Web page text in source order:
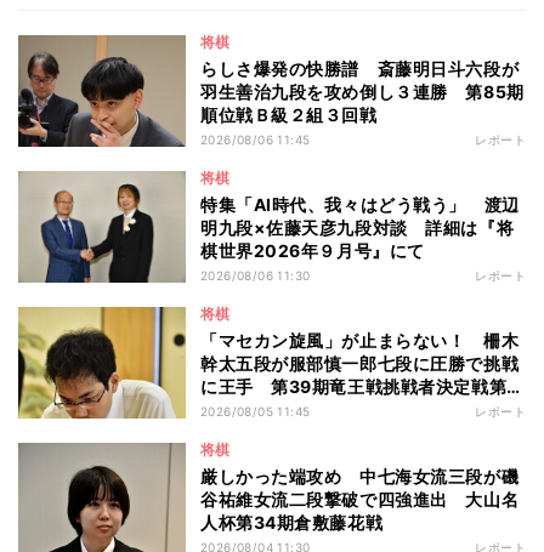
将棋
らしさ爆発の快勝譜 斎藤明日斗六段が
羽生善治九段を攻め倒し３連勝 第85期
順位戦Ｂ級２組３回戦
2026/08/06 11:45 レポート
将棋
特集「AI時代、我々はどう戦う」 渡辺
明九段×佐藤天彦九段対談 詳細は『将
棋世界2026年９月号』にて
2026/08/06 11:30 レポート
将棋
「マセカン旋風」が止まらない！ 柵木
幹太五段が服部慎一郎七段に圧勝で挑戦
に王手 第39期竜王戦挑戦者決定戦第１
局
2026/08/05 11:45 レポート
将棋
厳しかった端攻め 中七海女流三段が磯
谷祐維女流二段撃破で四強進出 大山名
人杯第34期倉敷藤花戦
2026/08/04 11:30 レポート